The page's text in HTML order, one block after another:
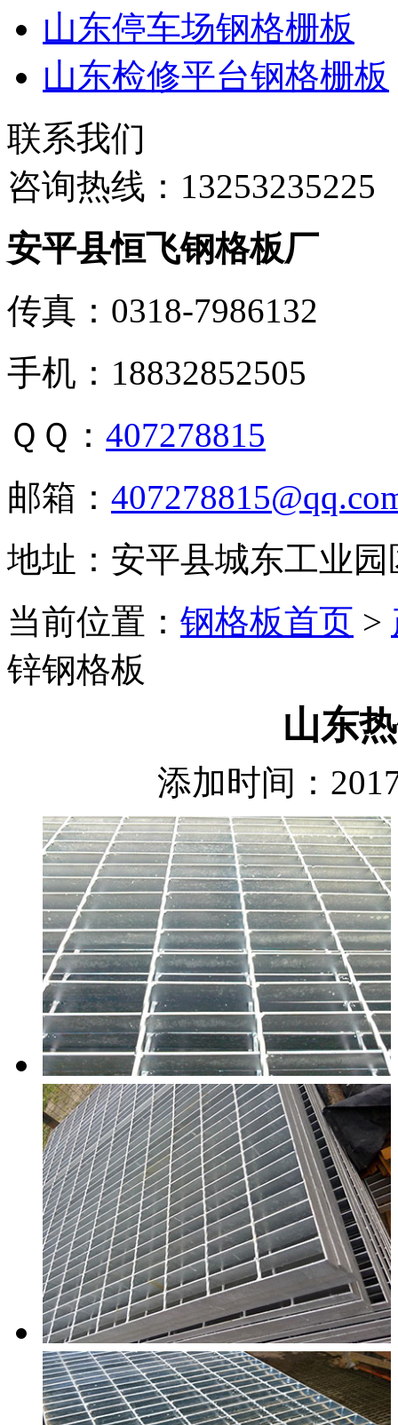
山东停车场钢格栅板
山东检修平台钢格栅板
联系我们
咨询热线： 13253235225
安平县恒飞钢格板厂
传真：0318-7986132
手机：18832852505
ＱＱ： 407278815
邮箱：
地址：安平县城东工业园
当前位置： 钢格板首页 >
锌钢格板
山东
添加时间：